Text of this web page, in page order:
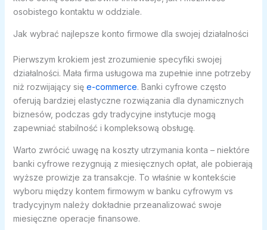
osobistego kontaktu w oddziale.
Jak wybrać najlepsze konto firmowe dla swojej działalności
Pierwszym krokiem jest zrozumienie specyfiki swojej
działalności. Mała firma usługowa ma zupełnie inne potrzeby
niż rozwijający się e-commerce. Banki cyfrowe często
oferują bardziej elastyczne rozwiązania dla dynamicznych
biznesów, podczas gdy tradycyjne instytucje mogą
zapewniać stabilność i kompleksową obsługę.
Warto zwrócić uwagę na koszty utrzymania konta – niektóre
banki cyfrowe rezygnują z miesięcznych opłat, ale pobierają
wyższe prowizje za transakcje. To właśnie w kontekście
wyboru między kontem firmowym w banku cyfrowym vs
tradycyjnym należy dokładnie przeanalizować swoje
miesięczne operacje finansowe.